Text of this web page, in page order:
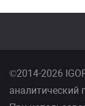
©2014-2026
аналитический